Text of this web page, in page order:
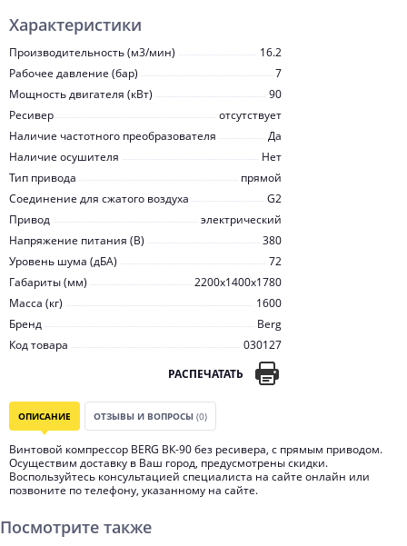
Характеристики
Производительность (м3/мин)
16.2
Рабочее давление (бар)
7
Мощность двигателя (кВт)
90
Ресивер
отсутствует
Наличие частотного преобразователя
Да
Наличие осушителя
Нет
Тип привода
прямой
Соединение для сжатого воздуха
G2
Привод
электрический
Напряжение питания (В)
380
Уровень шума (дБА)
72
Габариты (мм)
2200x1400x1780
Масса (кг)
1600
Бренд
Berg
Код товара
030127
РАСПЕЧАТАТЬ
ОПИСАНИЕ ОТЗЫВЫ И ВОПРОСЫ (0)
Винтовой компрессор BERG ВК-90 без ресивера, с прямым приводом.
Осуществим доставку в Ваш город, предусмотрены скидки.
Воспользуйтесь консультацией специалиста на сайте онлайн или
позвоните по телефону, указанному на сайте.
Посмотрите также